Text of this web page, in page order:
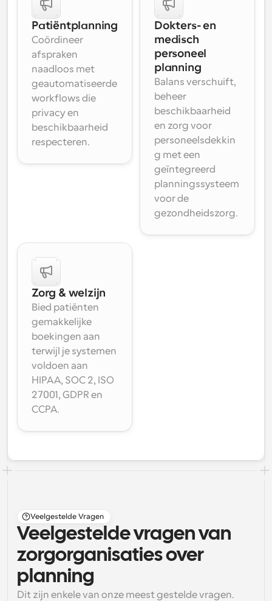
Patiëntplanning
Coördineer
afspraken
naadloos met
geautomatiseerde
workflows die
privacy en
beschikbaarheid
respecteren.
Dokters- en
medisch
personeel
planning
Balans verschuift,
beheer
beschikbaarheid
en zorg voor
personeelsdekkin
g met een
geïntegreerd
planningssysteem
voor de
gezondheidszorg.
Zorg & welzijn
Bied patiënten
gemakkelijke
boekingen aan
terwijl je systemen
voldoen aan
HIPAA, SOC 2, ISO
27001, GDPR en
CCPA.
Veelgestelde Vragen
Veelgestelde vragen van
zorgorganisaties over
planning
Dit zijn enkele van onze meest gestelde vragen.